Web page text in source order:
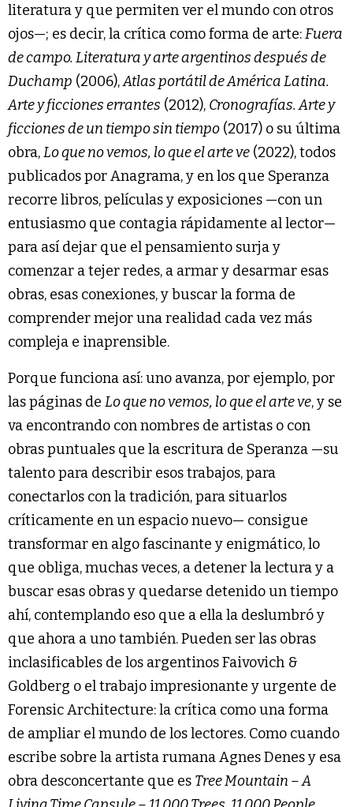
literatura y que permiten ver el mundo con otros
ojos—; es decir, la crítica como forma de arte:Fuera
de campo. Literatura y arte argentinos después de
Duchamp (2006),Atlas portátil de América Latina.
Arte y ficciones errantes (2012), Cronografías. Arte y
ficciones de un tiempo sin tiempo (2017) o su última
obra,Lo que no vemos, lo que el arte ve (2022), todos
publicados por Anagrama, y en los que Speranza
recorre libros, películas y exposiciones —con un
entusiasmo que contagia rápidamente al lector—
para así dejar que el pensamiento surja y
comenzar a tejer redes, a armar y desarmar esas
obras, esas conexiones, y buscar la forma de
comprender mejor una realidad cada vez más
compleja e inaprensible.
Porque funciona así: uno avanza, por ejemplo, por
las páginas de Lo que no vemos, lo que el arte ve, y se
va encontrando con nombres de artistas o con
obras puntuales que la escritura de Speranza —su
talento para describir esos trabajos, para
conectarlos con la tradición, para situarlos
críticamente en un espacio nuevo— consigue
transformar en algo fascinante y enigmático, lo
que obliga, muchas veces, a detener la lectura y a
buscar esas obras y quedarse detenido un tiempo
ahí, contemplando eso que a ella la deslumbró y
que ahora a uno también. Pueden ser las obras
inclasificables de los argentinos Faivovich &
Goldberg o el trabajo impresionante y urgente de
Forensic Architecture: la crítica como una forma
de ampliar el mundo de los lectores. Como cuando
escribe sobre la artista rumana Agnes Denes y esa
obra desconcertante que es Tree Mountain – A